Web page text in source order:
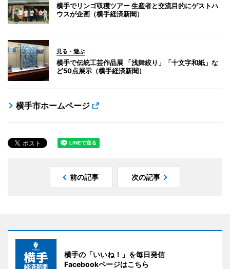
横手でリンゴ収穫ツアー 生産者と交流目的にゲストハ
ウスが企画（横手経済新聞）
見る・遊ぶ
横手で伝統工芸作品展 「浅舞絞り」「十文字和紙」な
ど50点展示（横手経済新聞）
横手市ホームページ
前の記事 次の記事
横手の「いいね！」を毎日発信
Facebookページはこちら